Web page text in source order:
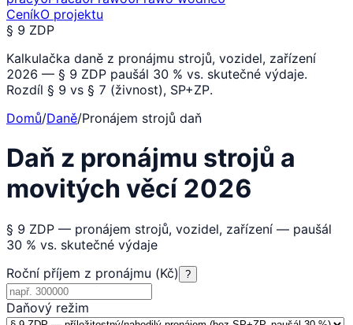
CeníkO projektu
§ 9 ZDP
Kalkulačka daně z pronájmu strojů, vozidel, zařízení
2026 — § 9 ZDP paušál 30 % vs. skutečné výdaje.
Rozdíl § 9 vs § 7 (živnost), SP+ZP.
Domů/Daně/Pronájem strojů daň
Daň z pronájmu strojů a
movitých věcí 2026
§ 9 ZDP — pronájem strojů, vozidel, zařízení — paušál
30 % vs. skutečné výdaje
Roční příjem z pronájmu (Kč)
?
Daňový režim